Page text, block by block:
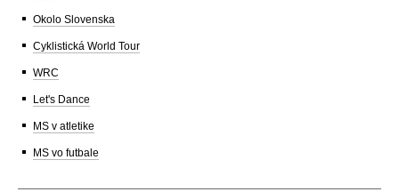
Okolo Slovenska
Cyklistická World Tour
WRC
Let's Dance
MS v atletike
MS vo futbale